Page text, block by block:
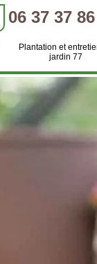
06 37 37
Plantation et
jardin 77